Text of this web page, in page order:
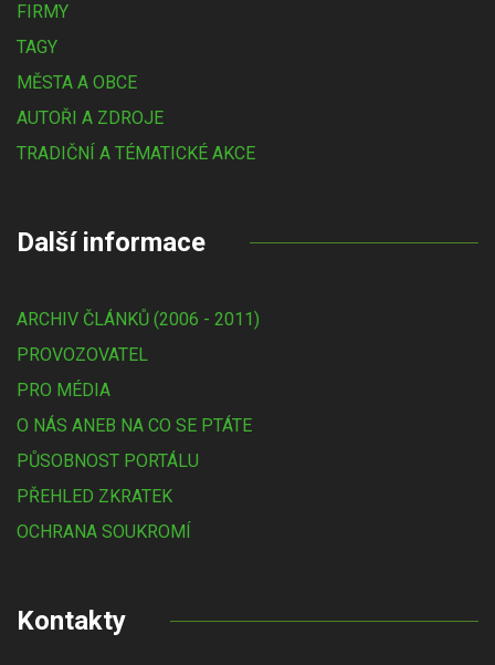
FIRMY
TAGY
MĚSTA A OBCE
AUTOŘI A ZDROJE
TRADIČNÍ A TÉMATICKÉ AKCE
Další informace
ARCHIV ČLÁNKŮ (2006 - 2011)
PROVOZOVATEL
PRO MÉDIA
O NÁS ANEB NA CO SE PTÁTE
PŮSOBNOST PORTÁLU
PŘEHLED ZKRATEK
OCHRANA SOUKROMÍ
Kontakty